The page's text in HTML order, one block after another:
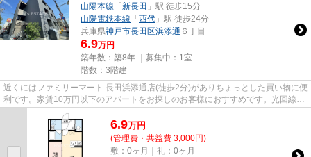
山陽本線 「 新長田 」駅 徒歩15分
山陽電鉄本線 「 西代 」駅 徒歩24分
兵庫県神戸市長田区浜添通 ６丁目
6.9万円
築年数：築8年 ｜募集中： 1室
階数：3階建
近くにはファミリーマート 長田浜添通店(徒歩2分)がありちょっとした買い物に便
利です。家賃10万円以下のアパートをお探しのお客様におすすめです。光回線を
繋げていますので通信が早...
6.9万円
(管理費・共益費 3,000円)
敷：0ヶ月｜礼：0ヶ月